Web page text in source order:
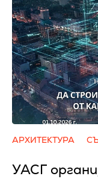
АРХИТЕКТУРА
УАСГ